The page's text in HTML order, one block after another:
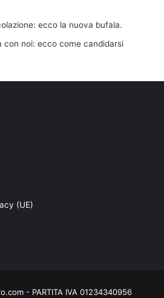
ecco la nuova bufala.
con noi: ecco come candidarsi
(UE)
- PARTITA IVA 01234340956